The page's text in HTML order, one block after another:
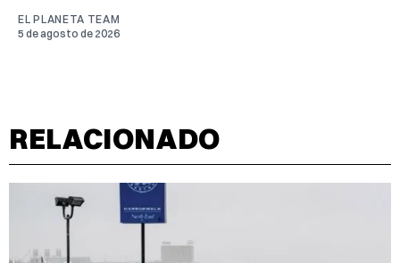
EL PLANETA TEAM
5 de agosto de 2026
RELACIONADO